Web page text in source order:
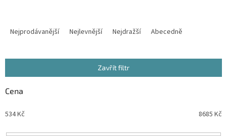
í
p
r
o
d
u
Nejprodávanější Nejlevnější Nejdražší Abecedně
Zavřít filtr
Cena
534Kč 8685 Kč